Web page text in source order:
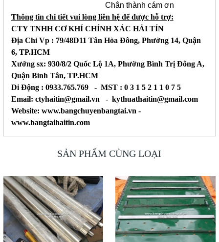
Chân thành cám ơn
Thông tin chi tiết vui lòng liên hệ để được hỗ trợ:
CTY TNHH CƠ KHÍ CHÍNH XÁC HẢI TÍN
Địa Chỉ Vp : 79/48D11 Tân Hòa Đông, Phường 14, Quận
6, TP.HCM
Xưởng sx: 930/8/2 Quốc Lộ 1A, Phường Bình Trị Đông A,
Quận Bình Tân, TP.HCM
Di Động : 0933.765.769 - MST : 0 3 1 5 2 1 1 0 7 5
Email: ctyhaitin@gmail.vn - kythuathaitin@gmail.com
Website: www.bangchuyenbangtai.vn -
www.bangtaihaitin.com
SẢN PHẨM CÙNG LOẠI